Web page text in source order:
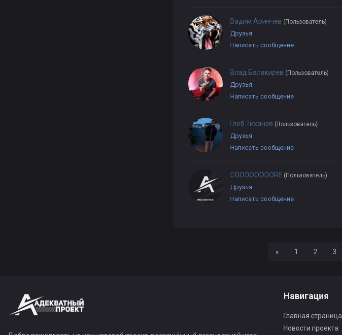
Вадим Аринчев (Пользователь)
Друзья
Написать сообщение
Влад Балакирев (Пользователь)
Друзья
Написать сообщение
Глеб Тиханов (Пользователь)
Друзья
Написать сообщение
COOOOOOOORE (Пользователь)
Друзья
Написать сообщение
« Назад1 2 3
Навигация
Главная страница
Новости проекта